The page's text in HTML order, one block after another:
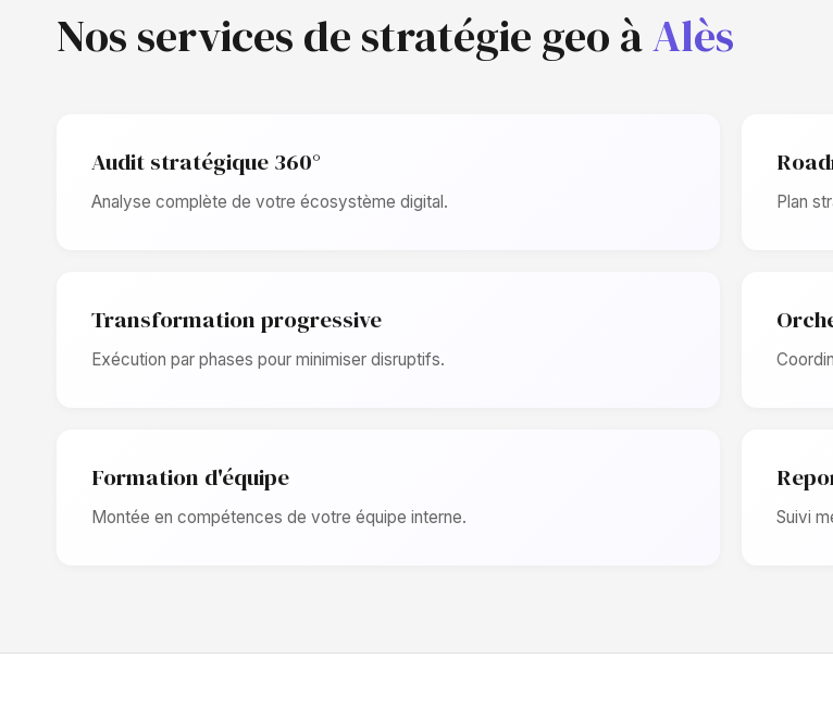
Nos services de stratégie geo àAlès
Audit stratégique 360°
Analyse complète de votre écosystème digital. Plan
Transformation progressive
Exécution par phases pour minimiser disruptifs.
Formation d'équipe
Montée en compétences de votre équipe interne. Suivi